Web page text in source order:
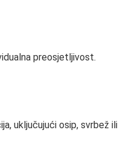
preosjetljivost.
uključujući osip, svrbež ili